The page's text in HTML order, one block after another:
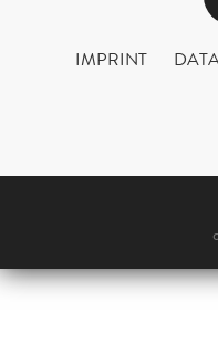
IMPRINT